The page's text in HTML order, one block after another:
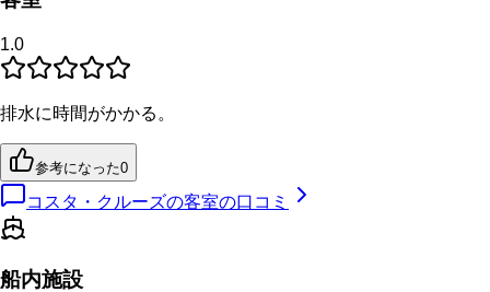
1.0
排水に時間がかかる。
参考になった0
コスタ・クルーズの客室の口コミ
船内施設